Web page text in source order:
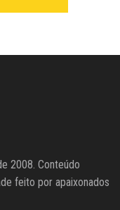
2008. Conteúdo
feito por apaixonados